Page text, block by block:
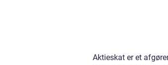
Aktieskat er et